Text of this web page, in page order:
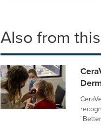
Also from